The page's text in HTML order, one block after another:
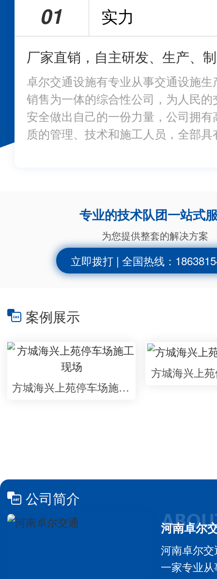
01 实力
卓尔交通设施有专业从事交通设施生
销售为一体的综合性公司，为人民的
安全做出自己的一份力量，公司拥有
质的管理、技术和施工人员，全部具
专业的技术队团一站式
为您提供整套的解决方案
立即拨打 | 全国热线：
案例展示
方城海兴上苑停车场施工现场
方城海兴上
公司简介
河南卓尔
河南卓尔
一家专业